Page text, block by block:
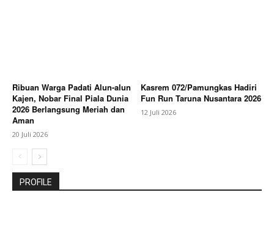
Ribuan Warga Padati Alun-alun
Kajen, Nobar Final Piala Dunia
2026 Berlangsung Meriah dan
Aman
20 Juli 2026
Kasrem 072/Pamungkas Hadiri
Fun Run Taruna Nusantara 2026
12 Juli 2026
PROFILE